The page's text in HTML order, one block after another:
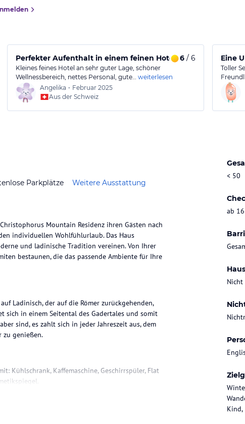
Perfekter Aufenthalt in einem feinen Hotel mit toller
6/ 6
Kleines feines Hotel an sehr guter Lage, schöner
Wellnessbereich, nettes Personal, gute… weiterlesen
Angelika • Februar 2025
Aus der Schweiz
Eine
Toller
Parkplätze Weitere Ausstattung
< 50
ab
Kind,
Mountain Residenz ihren Gästen nach
individuellen Wohlfühlurlaub. Das Haus
und ladinische Tradition vereinen. Von Ihrer
bestaunen, die das passende Ambiente für Ihre
Ladinisch, der auf die Römer zurückgehenden,
sich in einem Seitental des Gadertales und somit
sind, es zahlt sich in jeder Jahreszeit aus, dem
Kühlschrank, Kaffemaschine, Geschirrspüler, Flat